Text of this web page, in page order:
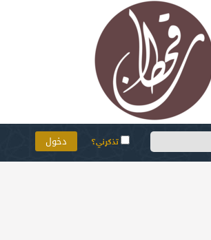
تذكرني؟